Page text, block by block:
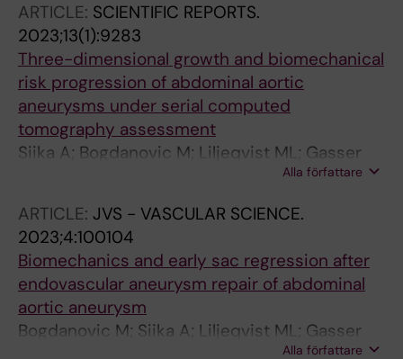
ARTICLE: SCIENTIFIC REPORTS.
2023;13(1):9283
Three-dimensional growth and biomechanical
risk progression of abdominal aortic
aneurysms under serial computed
tomography assessment
Siika A; Bogdanovic M; Liljeqvist ML; Gasser
Alla författare
ARTICLE: JVS - VASCULAR SCIENCE.
2023;4:100104
Biomechanics and early sac regression after
endovascular aneurysm repair of abdominal
aortic aneurysm
Bogdanovic M; Siika A; Liljeqvist ML; Gasser
Alla författare